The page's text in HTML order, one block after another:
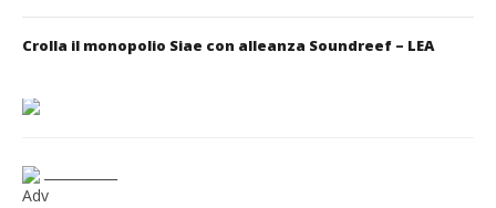
Crolla il monopolio Siae con alleanza Soundreef – LEA
Adv